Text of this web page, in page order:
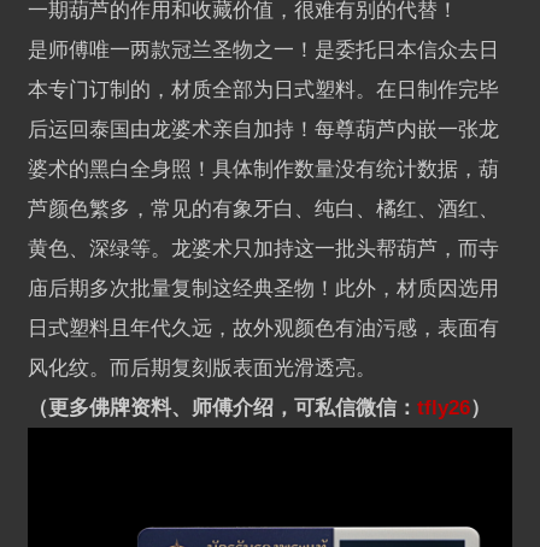
一期葫芦的作用和收藏价值，很难有别的代替！
是师傅唯一两款冠兰圣物之一！是委托日本信众去日
本专门订制的，材质全部为日式塑料。在日制作完毕
后运回泰国由龙婆术亲自加持！每尊葫芦内嵌一张龙
婆术的黑白全身照！具体制作数量没有统计数据，葫
芦颜色繁多，常见的有象牙白、纯白、橘红、酒红、
黄色、深绿等。龙婆术只加持这一批头帮葫芦，而寺
庙后期多次批量复制这经典圣物！此外，材质因选用
日式塑料且年代久远，故外观颜色有油污感，表面有
风化纹。而后期复刻版表面光滑透亮。
（更多佛牌资料、师傅介绍，可私信微信：tfly26）